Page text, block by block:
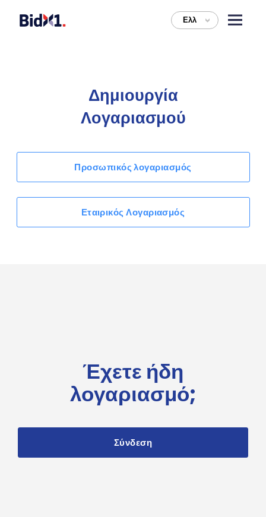
Ελλ >
Έχετε ήδη
λογαριασμό;
Σύνδεση
Δημιουργία
Λογαριασμού
Προσωπικός λογαριασμός
Εταιρικός Λογαριασμός